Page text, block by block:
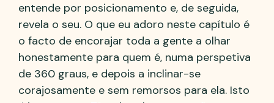
entende por posicionamento e, de seguida,
revela o seu. O que eu adoro neste capítulo é
o facto de encorajar toda a gente a olhar
honestamente para quem é, numa perspetiva
de 360 graus, e depois a inclinar-se
corajosamente e sem remorsos para ela. Isto